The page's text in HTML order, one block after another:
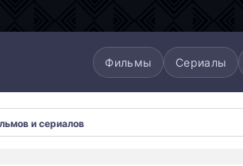
Фильмы Сериалы